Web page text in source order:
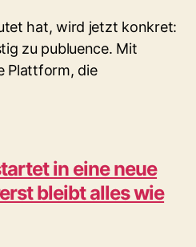
hat, wird jetzt konkret:
zu publuence. Mit
Plattform, die
in eine neue
bleibt alles wie